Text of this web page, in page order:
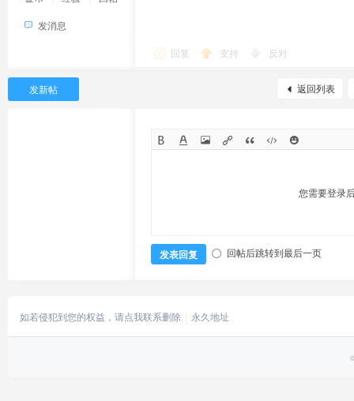
发消息
回复 支持 反对
返回列表
发新帖
您需要登录
发表回复 回帖后跳转到最后一页
如若侵犯到您的权益，请点我联系删除 永久地址